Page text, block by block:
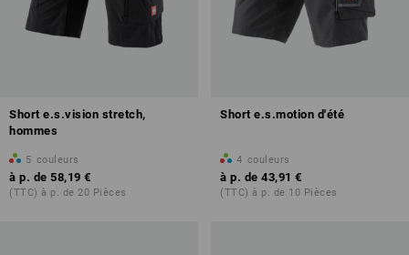
Short e.s.vision stretch,
hommes
5 couleurs
à p. de 58,19 €
(TTC) à p. de 20 Pièces
Short e.s.motion d'été
4 couleurs
à p. de 43,91 €
(TTC) à p. de 10 Pièces